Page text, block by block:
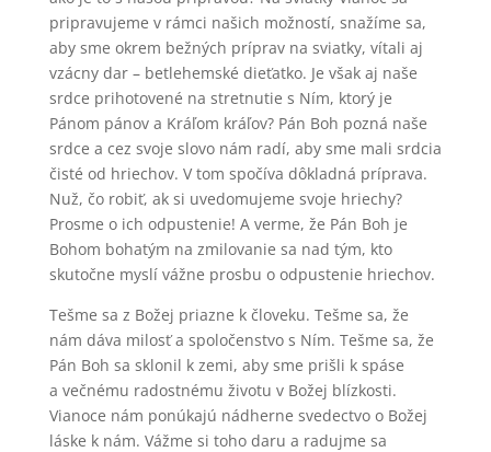
pripravujeme v rámci našich možností, snažíme sa,
aby sme okrem bežných príprav na sviatky, vítali aj
vzácny dar – betlehemské dieťatko. Je však aj naše
srdce prihotovené na stretnutie s Ním, ktorý je
Pánom pánov a Kráľom kráľov? Pán Boh pozná naše
srdce a cez svoje slovo nám radí, aby sme mali srdcia
čisté od hriechov. V tom spočíva dôkladná príprava.
Nuž, čo robiť, ak si uvedomujeme svoje hriechy?
Prosme o ich odpustenie! A verme, že Pán Boh je
Bohom bohatým na zmilovanie sa nad tým, kto
skutočne myslí vážne prosbu o odpustenie hriechov.
Tešme sa z Božej priazne k človeku. Tešme sa, že
nám dáva milosť a spoločenstvo s Ním. Tešme sa, že
Pán Boh sa sklonil k zemi, aby sme prišli k spáse
a večnému radostnému životu v Božej blízkosti.
Vianoce nám ponúkajú nádherne svedectvo o Božej
láske k nám. Vážme si toho daru a radujme sa